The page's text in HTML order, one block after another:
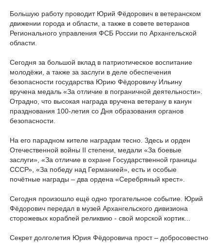
Большую работу проводит Юрий Фёдорович в ветеранском
движении города и области, а также в совете ветеранов
Регионального управления ФСБ России по Архангельской
области.
Сегодня за большой вклад в патриотическое воспитание
молодёжи, а также за заслуги в деле обеспечения
безопасности государства Юрию Фёдоровичу Ильину
вручена медаль «За отличие в пограничной деятельности».
Отрадно, что высокая награда вручена ветерану в канун
празднования 100-летия со Дня образования органов
безопасности.
На его парадном кителе наградам тесно. Здесь и орден
Отечественной войны II степени, медали «За боевые
заслуги», «За отличие в охране Государственной границы
СССР», «За победу над Германией», есть и особые
почётные награды – два ордена «Серебряный крест».
Сегодня произошло ещё одно трогательное событие. Юрий
Фёдорович передал в музей Архангельского дивизиона
сторожевых кораблей реликвию - свой морской кортик...
Секрет долголетия Юрия Фёдоровича прост – добросовестно